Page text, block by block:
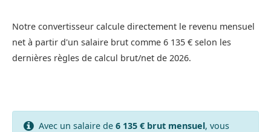
Notre convertisseur calcule directement le revenu mensuel
net à partir d'un salaire brut comme 6 135 € selon les
dernières règles de calcul brut/net de 2026.
Avec un salaire de 6 135 € brut mensuel, vous